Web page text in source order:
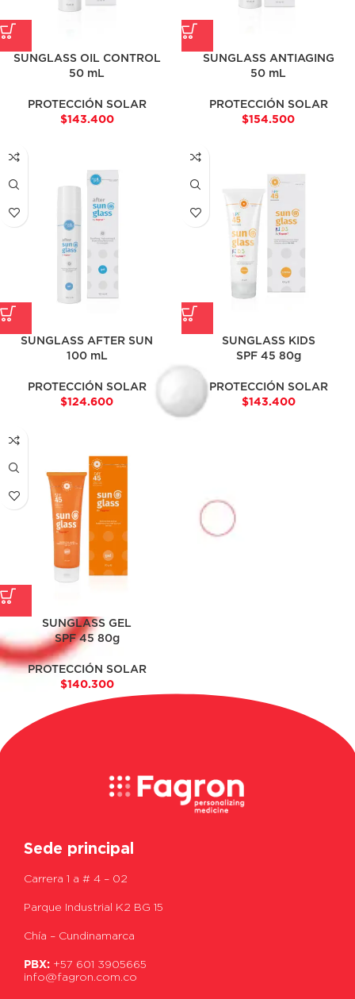
SUNGLASS OIL CONTROL
50 mL
PROTECCIÓN SOLAR
$143.400
SUNGLASS ANTIAGING
50 mL
PROTECCIÓN SOLAR
$154.500
SUNGLASS AFTER SUN
100 mL
PROTECCIÓN SOLAR
$124.600
SUNGLASS KIDS
SPF 45 80g
PROTECCIÓN SOLAR
$143.400
SUNGLASS GEL
SPF 45 80g
PROTECCIÓN SOLAR
$140.300
Sede principal
Carrera 1 a # 4 – 02
Parque Industrial K2 BG 15
Chía – Cundinamarca
PBX: +57 601 3905665
info@fagron.com.co